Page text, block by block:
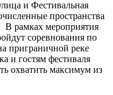
и Фестивальная
пространства
В рамках мероприятия
соревнования по
приграничной реке
и гостям фестиваля
охватить максимум из